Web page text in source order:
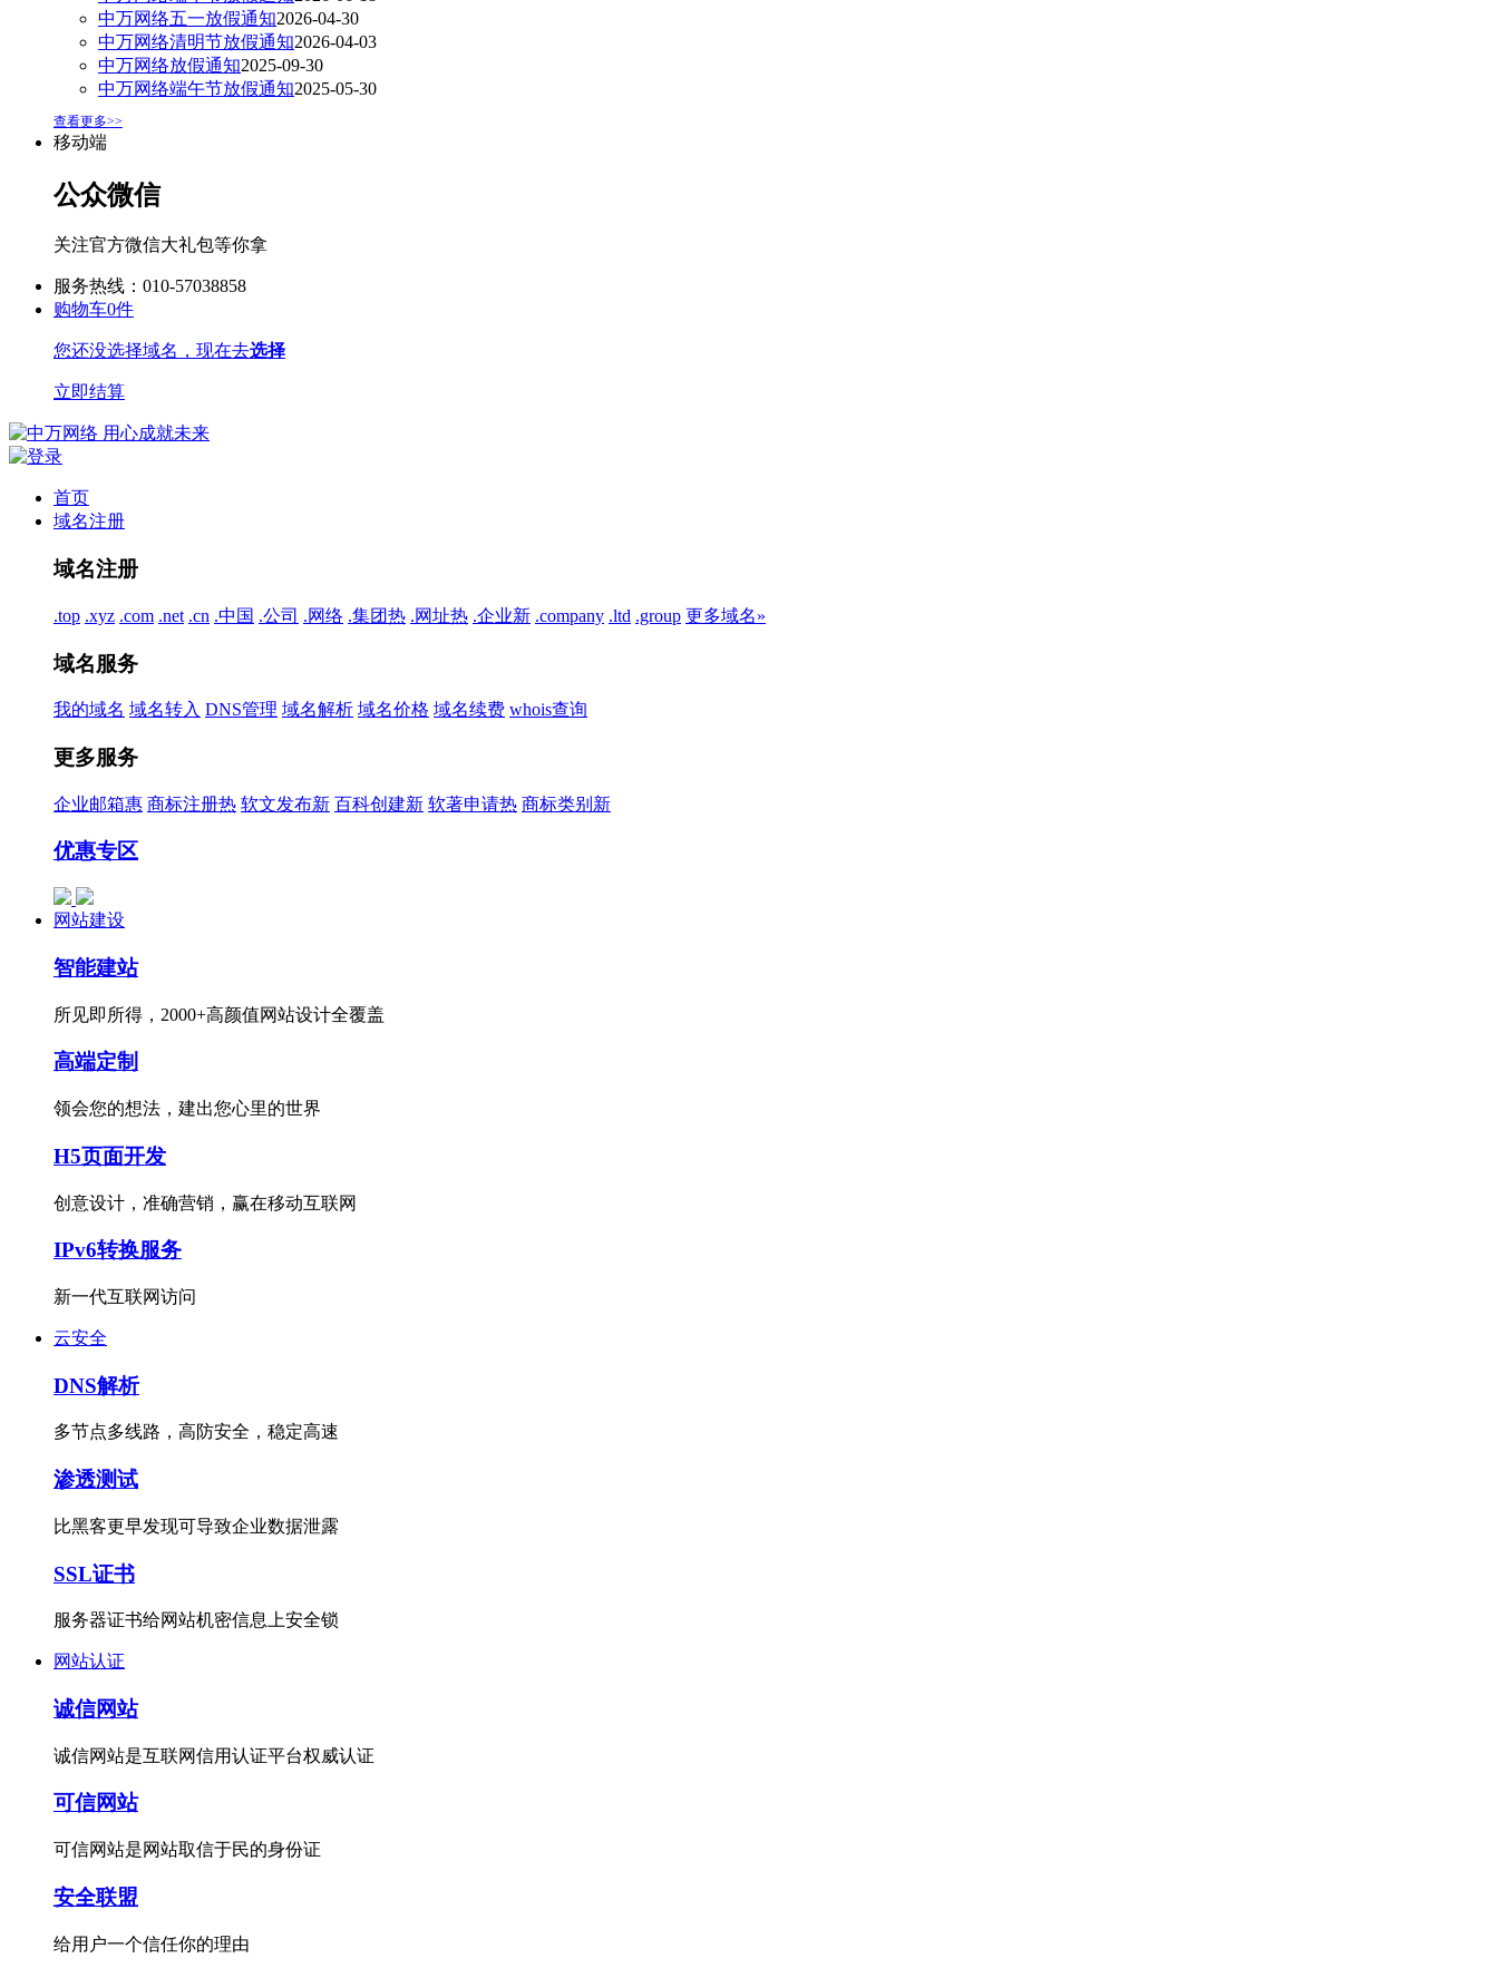
中万网络五一放假通知2026-04-30
中万网络清明节放假通知2026-04-03
中万网络放假通知2025-09-30
中万网络端午节放假通知2025-05-30
查看更多>>
移动端
公众微信
关注官方微信大礼包等你拿
服务热线：010-57038858
购物车0件
您还没选择域名，现在去选择
立即结算
首页
域名注册
域名注册
.top .xyz .com .net .cn .中国 .公司 .网络 .集团热 .网址热 .企业新 .company .ltd .group 更多域名»
域名服务
我的域名 域名转入 DNS管理 域名解析 域名价格 域名续费 whois查询
更多服务
企业邮箱惠 商标注册热 软文发布新 百科创建新 软著申请热 商标类别 新
优惠专区
网站建设
智能建站
所见即所得，2000+高颜值网站设计全覆盖
高端定制
领会您的想法，建出您心里的世界
H5页面开发
创意设计，准确营销，赢在移动互联网
IPv6转换服务
新一代互联网访问
云安全
DNS解析
多节点多线路，高防安全，稳定高速
渗透测试
比黑客更早发现可导致企业数据泄露
SSL证书
服务器证书给网站机密信息上安全锁
网站认证
诚信网站
诚信网站是互联网信用认证平台权威认证
可信网站
可信网站是网站取信于民的身份证
安全联盟
给用户一个信任你的理由